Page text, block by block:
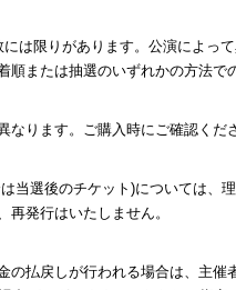
は限りがあります。公演によっ
順または抽選のいずれかの方法
なります。ご購入時にご確認くだ
当選後のチケット)については、
再発行はいたしません。
の払戻しが行われる場合は、主